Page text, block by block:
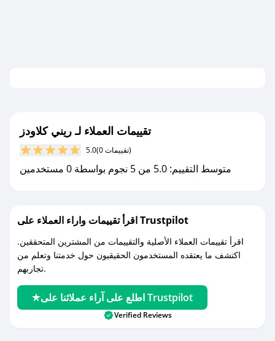
تقييمات العملاء لـ ريني كلاودز
5.0 (0 تقييمات)
متوسط التقييم: 5.0 من 5 نجوم بواسطة 0 مستخدمين
اقرأ تقييمات واراء العملاء على Trustpilot
اقرأ تقييمات العملاء الأصلية والتقييمات من المشترين المتحققين.
اكتشف ما يعتقده المستخدمون الحقيقيون حول خدمتنا وتعلم من
تجاربهم.
اطلع على آراء عملائنا على Trustpilot
Verified Reviews